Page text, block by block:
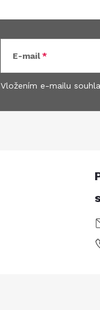
E-mail
Vložením e-mailu